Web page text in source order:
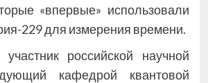
«впервые» использовали
229 для измерения времени.
российской научной
кафедрой квантовой